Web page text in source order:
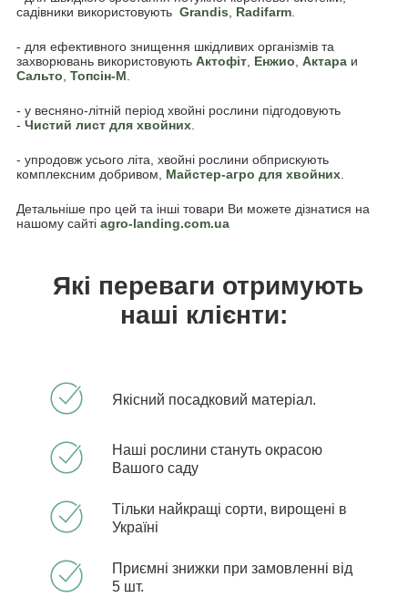
садівники використовують Grandis Radifarm
- для ефективного знищення шкідливих організмів та
захворювань використовують Актофіт Енжио Актара и
Сальто Топсін-М
- у весняно-літній період хвойні рослини підгодовують
- Чистий лист для хвойних
- упродовж усього літа, хвойні рослини обприскують
комплексним добривом, Майстер-агро для хвойних
Детальніше про цей та інші товари Ви можете дізнатися на
нашому сайті agro-landing.com.ua
Які переваги отримують
наші клієнти:
Якісний посадковий матеріал.
Наші рослини стануть окрасою
Вашого саду
Тільки найкращі сорти, вирощені в
Україні
Приємні знижки при замовленні від
5 шт.